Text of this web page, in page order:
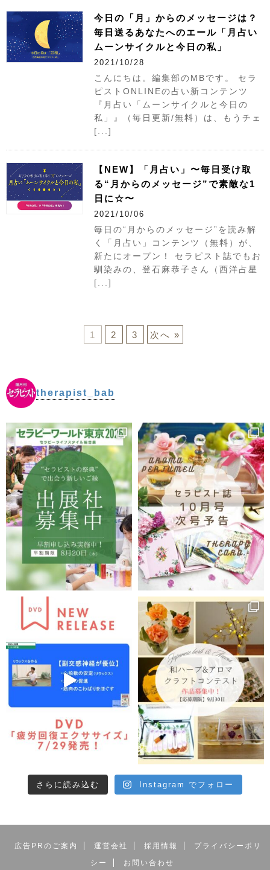
今日の「月」からのメッセージは？
毎日送るあなたへのエール「月占い
ムーンサイクルと今日の私」
2021/10/28
こんにちは。編集部のMBです。 セラ
ピストONLINEの占い新コンテンツ
『月占い「ムーンサイクルと今日の
私」』（毎日更新/無料）は、もうチェ
[...]
【NEW】「月占い」〜毎日受け取
る“月からのメッセージ”で素敵な1
日に☆〜
2021/10/06
毎日の“月からのメッセージ”を読み解
く「月占い」コンテンツ（無料）が、
新たにオープン！ セラピスト誌でもお
馴染みの、登石麻恭子さん（西洋占星
[...]
1 2 3 次へ »
therapist_bab
さらに読み込む Instagram でフォロー
広告PRのご案内 運営会社 採用情報
プライバシーポリ
シー
お問い合わせ